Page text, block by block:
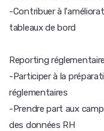
-Contribuer à
tableaux de bord
Reporting
-Participer à la
réglementaires
-Prendre part aux
des données RH